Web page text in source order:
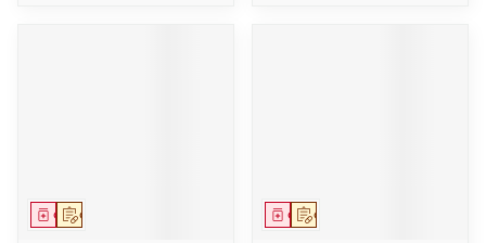
Op voorschrift
Geneesmiddel Op voorschrift
Geneesmiddel